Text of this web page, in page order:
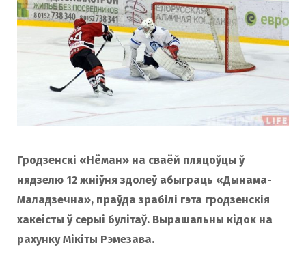
Гродзенскі «Нёман» на сваёй пляцоўцы ў
нядзелю 12 жніўня здолеў абыграць «Дынама-
Маладзечна», праўда зрабілі гэта гродзенскія
хакеісты ў серыі булітаў. Вырашальны кідок на
рахунку Мікіты Рэмезава.